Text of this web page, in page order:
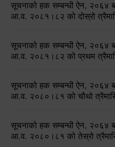
सूचनाको हक सम्बन्धी ऐन, २०६४
आ.व. २०८१।८२ को दोस्रो
सूचनाको हक सम्बन्धी ऐन, २०६४
आ.व. २०८१।८२ को प्रथम
सूचनाको हक सम्बन्धी ऐन, २०६४
आ.व. २०८०।८१ को चौथो
सूचनाको हक सम्बन्धी ऐन, २०६४
आ.व. २०८०।८१ को तेस्रो